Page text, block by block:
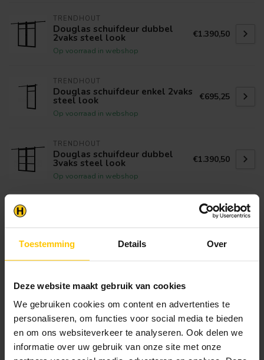
Toestemming Details Over
Deze website maakt gebruik van cookies
We gebruiken cookies om content en advertenties te
personaliseren, om functies voor social media te bieden
en om ons websiteverkeer te analyseren. Ook delen we
informatie over uw gebruik van onze site met onze
TRENDHOUT
Douglas schuifdeur dubbel
2vaks steel look
Op voorraad in webshop
€1.390,50
TRENDHOUT
Douglas schuifdeur enkel 2vaks
steel look
Op voorraad in webshop
€695,25
TRENDHOUT
Douglas schuifdeur dubbel
3vaks steel look
Op voorraad in webshop
€1.390,50
4vaks steel look
Op voorraad in webshop
€1.360,84
steel look
Op voorraad in webshop
Klantenservice